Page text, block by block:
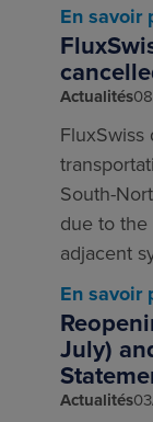
En savoir
Actualités
FluxSwiss
South-
due to
adjacent
En savoir
July)
Actualités